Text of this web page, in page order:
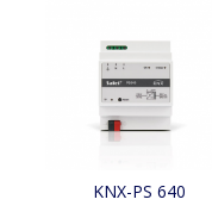
KNX-PS 640